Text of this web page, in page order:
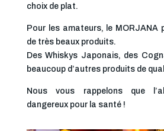
choix de plat.
Pour les amateurs, le MORJANA
de très beaux produits.
Des Whiskys Japonais, des
beaucoup d’autres produits de
Nous vous rappelons que
dangereux pour la santé !